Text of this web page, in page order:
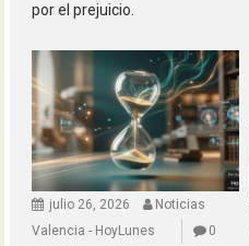
por el prejuicio.
julio 26, 2026
Noticias
Valencia - HoyLunes
0